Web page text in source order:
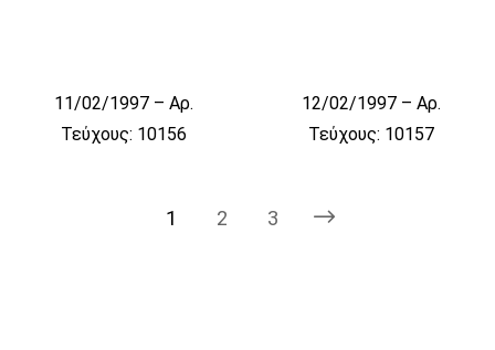
11/02/1997 – Αρ.
Τεύχους: 10156
12/02/1997 – Αρ.
Τεύχους: 10157
1 2 3